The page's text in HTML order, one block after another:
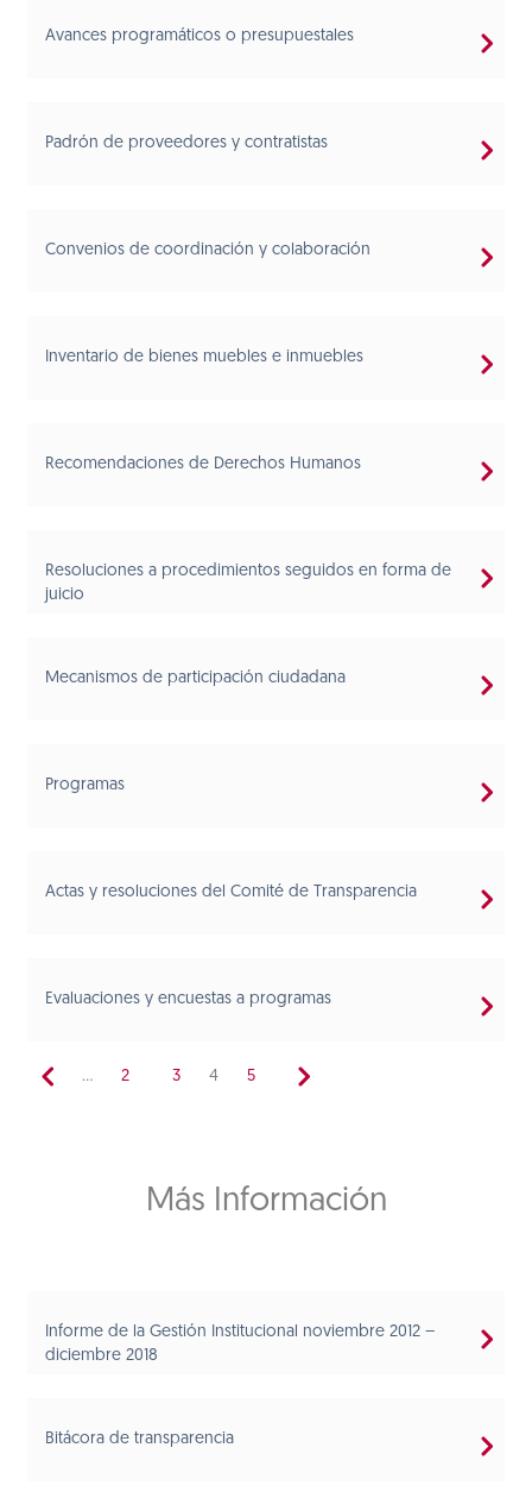
Avances programáticos o presupuestales
Padrón de proveedores y contratistas
Convenios de coordinación y colaboración
Inventario de bienes muebles e inmuebles
Recomendaciones de Derechos Humanos
Resoluciones a procedimientos seguidos en forma de
juicio
Mecanismos de participación ciudadana
Programas
Actas y resoluciones del Comité de Transparencia
Evaluaciones y encuestas a programas
... 2 3 4 5
Más Información
Informe de la Gestión Institucional noviembre 2012 –
diciembre 2018
Bitácora de transparencia